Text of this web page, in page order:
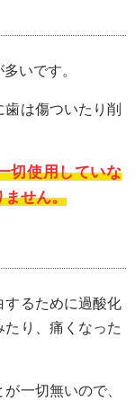
いです。
は傷ついたり削
切使用していな
ません。
するために過酸化
り、痛くなった
一切無いので、